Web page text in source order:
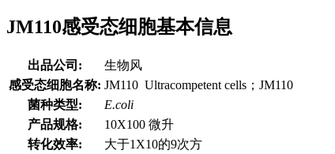
JM110感受态细胞基本信息
出品公司:
生物风
感受态细胞名称: JM110 Ultracompetent cells；JM110
菌种类型:
E.coli
产品规格:
10X100 微升
转化效率:
大于1X10的9次方